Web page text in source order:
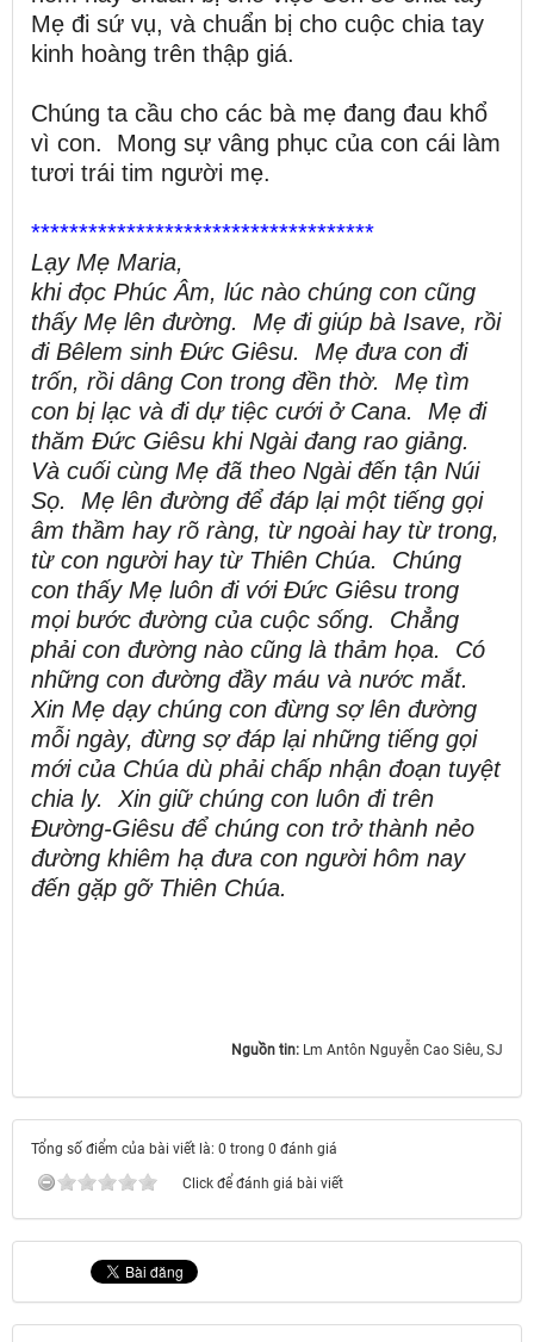
Mẹ đi sứ vụ, và chuẩn bị cho cuộc chia tay
kinh hoàng trên thập giá.
Chúng ta cầu cho các bà mẹ đang đau khổ
vì con. Mong sự vâng phục của con cái làm
tươi trái tim người mẹ.
************************************
Lạy Mẹ Maria,
khi đọc Phúc Âm, lúc nào chúng con cũng
thấy Mẹ lên đường. Mẹ đi giúp bà Isave, rồi
đi Bêlem sinh Đức Giêsu. Mẹ đưa con đi
trốn, rồi dâng Con trong đền thờ. Mẹ tìm
con bị lạc và đi dự tiệc cưới ở Cana. Mẹ đi
thăm Đức Giêsu khi Ngài đang rao giảng.
Và cuối cùng Mẹ đã theo Ngài đến tận Núi
Sọ. Mẹ lên đường để đáp lại một tiếng gọi
âm thầm hay rõ ràng, từ ngoài hay từ trong,
từ con người hay từ Thiên Chúa. Chúng
con thấy Mẹ luôn đi với Đức Giêsu trong
mọi bước đường của cuộc sống. Chẳng
phải con đường nào cũng là thảm họa. Có
những con đường đầy máu và nước mắt.
Xin Mẹ dạy chúng con đừng sợ lên đường
mỗi ngày, đừng sợ đáp lại những tiếng gọi
mới của Chúa dù phải chấp nhận đoạn tuyệt
chia ly. Xin giữ chúng con luôn đi trên
Đường-Giêsu để chúng con trở thành nẻo
đường khiêm hạ đưa con người hôm nay
đến gặp gỡ Thiên Chúa.
Nguồn tin: Lm Antôn Nguyễn Cao Siêu, SJ
Tổng số điểm của bài viết là: 0 trong 0 đánh giá
Click để đánh giá bài viết